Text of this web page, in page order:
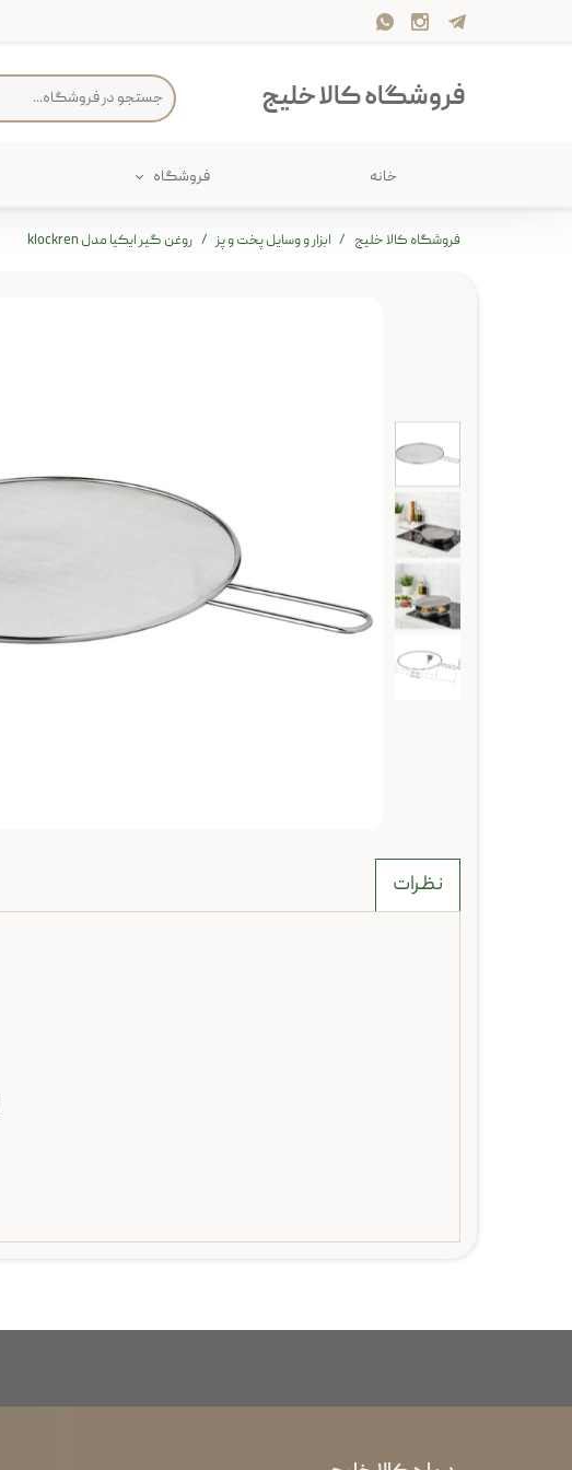
خانه فروشگاه
حمام پارچه و فرش
فروشگاه کالا خلیج
فروشگاه کالا خلیج ابزار و وسایل پخت و پز روغن گیر ایکیا مدل klockren
نظرات